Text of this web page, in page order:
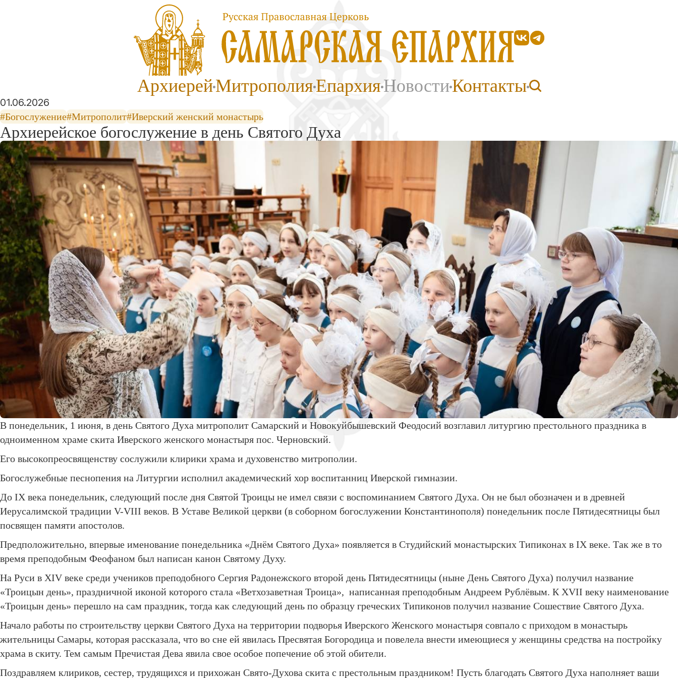
АрхиерейМитрополияЕпархияНовостиКонтакты
01.06.2026
#Богослужение#Митрополит#Иверский женский монастырь
Архиерейское богослужение в день Святого Духа
В понедельник, 1 июня, в день Святого Духа митрополит Самарский и Новокуйбышевский Феодосий возглавил литургию престольного праздника в
одноименном храме скита Иверского женского монастыря пос. Черновский.
Его высокопреосвященству сослужили клирики храма и духовенство митрополии.
Богослужебные песнопения на Литургии исполнил академический хор воспитанниц Иверской гимназии.
До IX века понедельник, следующий после дня Святой Троицы не имел связи с воспоминанием Святого Духа. Он не был обозначен и в древней
Иерусалимской традиции V-VIII веков. В Уставе Великой церкви (в соборном богослужении Константинополя) понедельник после Пятидесятницы был
посвящен памяти апостолов.
Предположительно, впервые именование понедельника «Днём Святого Духа» появляется в Студийский монастырских Типиконах в IX веке. Так же в то
время преподобным Феофаном был написан канон Святому Духу.
На Руси в XIV веке среди учеников преподобного Сергия Радонежского второй день Пятидесятницы (ныне День Святого Духа) получил название
«Троицын день», праздничной иконой которого стала «Ветхозаветная Троица», написанная преподобным Андреем Рублёвым. К XVII веку наименование
«Троицын день» перешло на сам праздник, тогда как следующий день по образцу греческих Типиконов получил название Сошествие Святого Духа.
Начало работы по строительству церкви Святого Духа на территории подворья Иверского Женского монастыря совпало с приходом в монастырь
жительницы Самары, которая рассказала, что во сне ей явилась Пресвятая Богородица и повелела внести имеющиеся у женщины средства на постройку
храма в скиту. Тем самым Пречистая Дева явила свое особое попечение об этой обители.
Поздравляем клириков, сестер, трудящихся и прихожан Свято-Духова скита с престольным праздником! Пусть благодать Святого Духа наполняет ваши